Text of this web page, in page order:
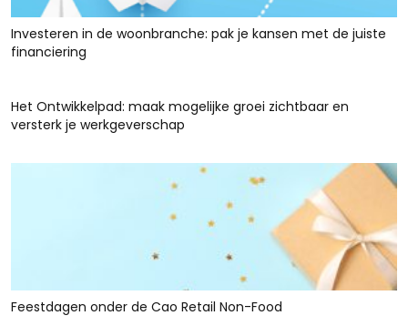
Investeren in de woonbranche: pak je kansen met de juiste
financiering
Het Ontwikkelpad: maak mogelijke groei zichtbaar en
versterk je werkgeverschap
Feestdagen onder de Cao Retail Non-Food